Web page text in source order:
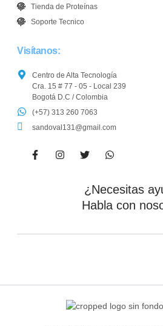
Tienda de Proteínas
Soporte Tecnico
Visítanos:
Centro de Alta Tecnología
Cra. 15 # 77 - 05 - Local 239
Bogotá D.C / Colombia
(+57) 313 260 7063
sandoval131@gmail.com
¿Necesitas
Habla con